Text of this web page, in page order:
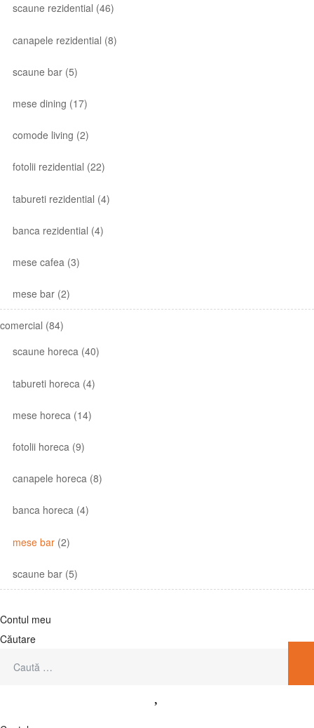
scaune rezidential (46)
canapele rezidential (8)
scaune bar (5)
mese dining (17)
comode living (2)
fotolii rezidential (22)
tabureti rezidential (4)
banca rezidential (4)
mese cafea (3)
mese bar (2)
comercial (84)
scaune horeca (40)
tabureti horeca (4)
mese horeca (14)
fotolii horeca (9)
canapele horeca (8)
banca horeca (4)
mese bar (2)
scaune bar (5)
Contul meu
Căutare